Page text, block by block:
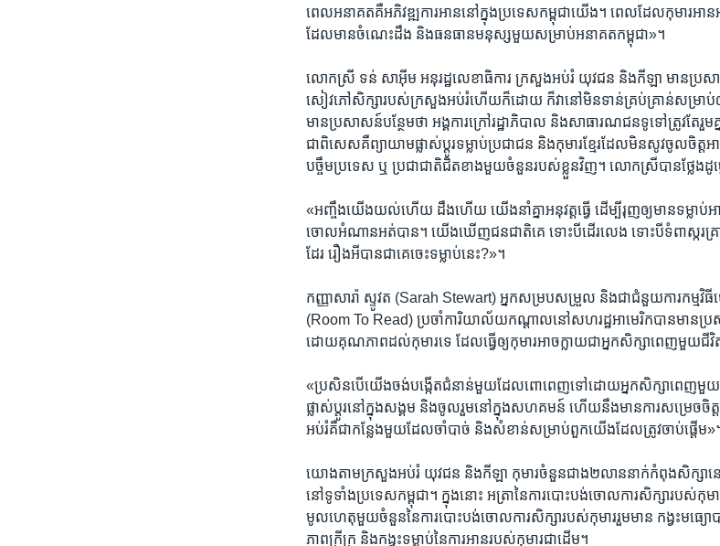
ពេល​អនាគតគឺ​អភិវឌ្ឍ​ការ​អាន​នៅក្នុង​ប្រទេស​កម្ពុជា​យើង។ ពេល​ដែល​កុមារ​អា
ដែល​មាន​ចំណេះ​ដឹង និង​ធនធាន​មនុស្ស​មួយ​សម្រាប់​អនាគត​កម្ពុជា»។
លោកស្រី​ ទន់​ សាអ៊ីម អនុរដ្ឋលេខាធិការ ក្រសួង​អប់រំ ​យុវជន និង​កីឡា មាន​ប្រស
សៀវភៅ​សិក្សា​របស់​ក្រសួង​អប់រំ​ហើយ​ក៏​ដោយ ក៏​វា​នៅ​មិន​ទាន់​គ្រប់​គ្រាន់​សម្រាប់​ឲ្យ​
មាន​ប្រសាសន៍​បន្ថែម​ថា អង្គការ​ក្រៅ​រដ្ឋាភិបាល និង​សាធារណ​ជន​ទូទៅ​ត្រូវ​តែ​រួមគ្
ជាពិសេសគឺ​ព្យាយាម​ផ្លាស់​ប្ដូរ​ទម្លាប់​ប្រជាជន និង​កុមារខ្មែរ​ដែល​មិន​សូវ​ចូលចិត្ត​អ
បច្ចឹម​ប្រទេស ឬ ប្រជាជាតិ​ជិត​ខាង​មួយ​ចំនួនរបស់​ខ្លួន​វិញ។ លោក​ស្រី​បាន​ថ្លែង​ដូច្ន
«អញ្ចឹង​យើង​យល់​ហើយ​ ដឹង​ហើយ​ យើង​នាំគ្នា​អនុវត្ត​ធ្វើ​ ដើម្បី​រុញ​ឲ្យ​មាន​ទម្លាប់​
ចោល​អំណាន​អត់​បាន​។ យើង​ឃើញ​ជនជាតិ​គេ​ ទោះបី​ដើរ​លេង​ ទោះបី​ទំពា​ស្ករ​គ្
ដែរ​ រឿង​អី​បាន​ជា​គេ​ចេះ​ទម្លាប់​នេះ?»។
កញ្ញាសារ៉ា ស្ទូវត (Sarah Stewart) អ្នក​សម្របសម្រួល និង​ជា​ជំនួយការ​កម្មវិធី​
(Room To Read) ប្រចាំ​ការិយាល័យ​កណ្ដាល​នៅ​សហរដ្ឋ​អាមេរិក​បាន​មាន​ប្រ
ដោយ​គុណភាព​ដល់​កុមារ​ទេ ដែល​ធ្វើឲ្យ​កុមារ​អាច​ក្លាយ​ជា​អ្នក​សិក្សា​ពេញ​មួយ​ជីវិ
«ប្រសិន​បើ​យើង​ចង់​បង្កើត​ជំនាន់​មួយ​ដែល​ពោ​ពេញ​ទៅ​ដោយ​អ្នក​សិក្សា​ពេញ​មួយ​ជី
ផ្លាស់​ប្ដូរ​នៅក្នុង​សង្គម​ និង​ចូលរួម​នៅក្នុង​សហគមន៍ ហើយ​នឹង​មាន​ការ​សម្រេច​ចិត្ត​
អប់រំ​គឺ​ជា​កន្លែង​មួយ​ដែល​ចាំបាច់ និង​សំខាន់​សម្រាប់​ពួក​យើង​ដែល​ត្រូវ​ចាប់​ផ្តើម»
យោង​តាម​ក្រសួង​អប់រំ​ យុវជន​ និងកីឡា កុមារ​ចំនួន​ជាង​២លាន​នាក់​កំពុង​សិក្សា​ន
នៅ​ទូទាំង​ប្រទេស​កម្ពុជា។ ក្នុង​នោះ អត្រា​នៃ​ការ​បោះបង់​ចោល​ការសិក្សា​របស់​កុម
មូលហេតុមួយ​ចំនួននៃ​ការ​បោះបង់​ចោល​ការ​សិក្សា​របស់​កុមារ​រួមមាន​ កង្វះ​មធ្យោ
ភាព​ក្រីក្រ និង​កង្វះ​ទម្លាប់​នៃ​ការ​អាន​របស់​កុមារ​ជាដើម។